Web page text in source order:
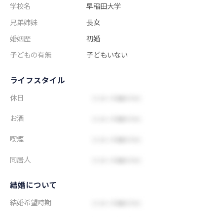
学校名
早稲田大学
兄弟姉妹
長女
婚姻歴
初婚
子どもの有無
子どもいない
ライフスタイル
休日
お酒
喫煙
同居人
結婚について
結婚希望時期